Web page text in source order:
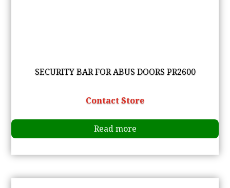
SECURITY BAR FOR ABUS DOORS PR2600
Contact Store
Read more